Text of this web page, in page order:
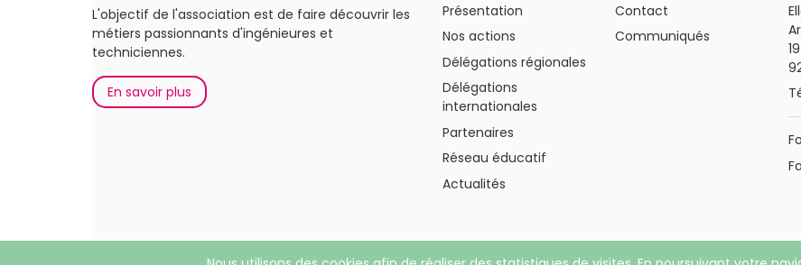
L'objectif de l'association est de faire découvrir les
métiers passionnants d'ingénieures et
techniciennes.
En savoir plus
Présentation
Nos actions
Délégations régionales
Délégations
internationales
Partenaires
Réseau éducatif
Actualités
Contact
Communiqués